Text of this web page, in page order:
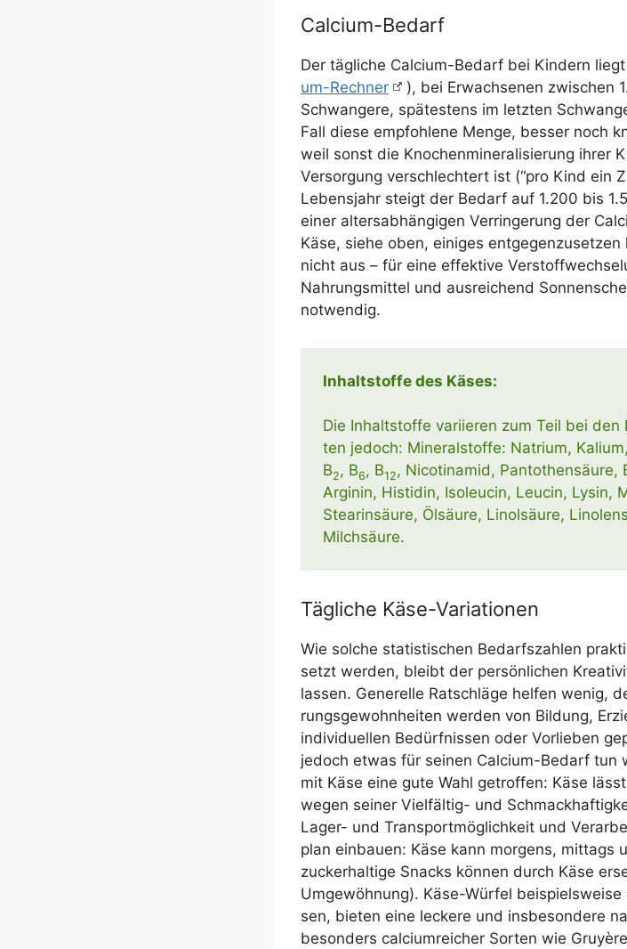
Calcium-Bedarf
Der täg­li­che Cal­ci­um-Bedarf bei Kin­dern
um-Rech­ner
), bei Erwach­se­nen zwi­schen
Schwan­ge­re, spä­tes­tens im letz­ten
Fall die­se emp­foh­le­ne Men­ge, bes­ser noch
weil sonst die Kno­chen­mine­ra­li­sie­rung ihrer
Ver­sor­gung ver­schlech­tert ist (“pro Kind ein
Lebens­jahr steigt der Bedarf auf 1.200 bis
einer alters­ab­hän­gi­gen Ver­rin­ge­rung der
Käse, sie­he oben, eini­ges
nicht aus – für eine effek­ti­ve
Nah­rungs­mit­tel und aus­rei­chend
notwendig.
Inhalt­stof­fe des Käses:
Die Inhalt­stof­fe vari­ie­ren zum Teil bei
ten jedoch: Mine­ral­stof­fe: Natri­um,
B2, B6, B12, Nico­tin­amid, Pan­to­then­säu­re,
Argi­nin, His­ti­din, Iso­leu­cin, Leu­cin, Lys­in,
Stearin­säu­re, Ölsäu­re, Lin­ol­säu­re,
Milchsäure.
Tägliche Käse-Variationen
Wie sol­che sta­tis­ti­schen Bedarfs­zah­len
setzt wer­den, bleibt der per­sön­li­chen
las­sen. Gene­rel­le Rat­schlä­ge hel­fen wenig,
rungs­ge­wohn­hei­ten wer­den von Bil­dung,
indi­vi­du­el­len Bedürf­nis­sen oder Vor­lie­ben
jedoch etwas für sei­nen Cal­ci­um-Bedarf tun
mit Käse eine gute Wahl getrof­fen: Käse
wegen sei­ner Viel­fäl­tig- und
Lager- und Trans­port­mög­lich­keit und
plan ein­bau­en: Käse kann mor­gens, mit­tags
zucker­hal­ti­ge Snacks kön­nen durch Käse
Umge­wöh­nung). Käse-Wür­fel
sen, bie­ten eine lecke­re und ins­be­son­de­re
beson­ders cal­ci­um­rei­cher Sor­ten wie